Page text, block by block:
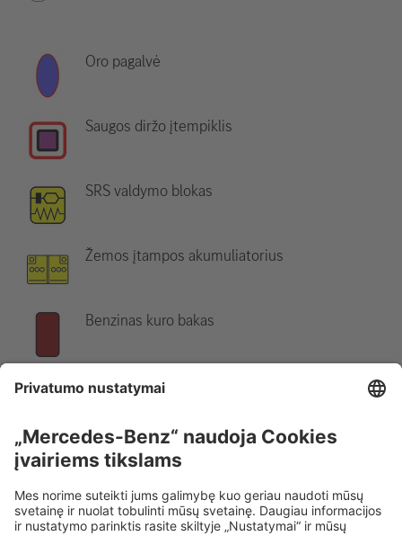
Oro pagalvė
Saugos diržo įtempiklis
SRS valdymo blokas
Žemos įtampos akumuliatorius
Benzinas kuro bakas
Nurodymas:Daugiau informacijos rasite mūsų